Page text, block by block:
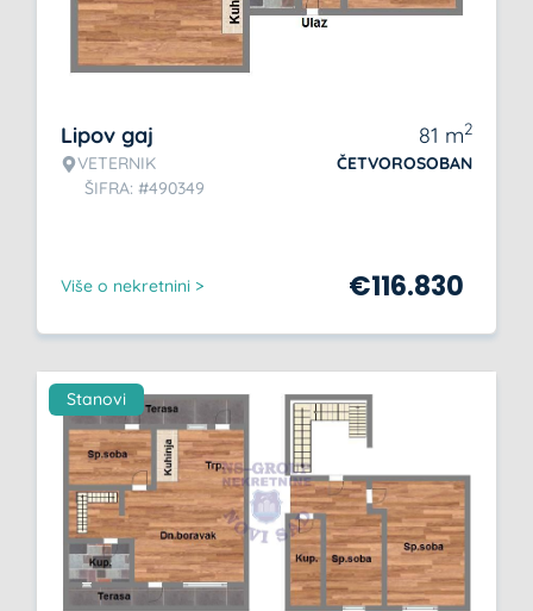
Lipov gaj
VETERNIK
ŠIFRA: #490349
81 m2
ČETVOROSOBAN
Više o nekretnini > €116.830
Stanovi